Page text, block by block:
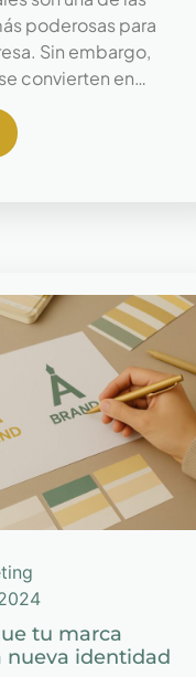
poderosas para
Sin embargo,
convierten en…
tu marca
nueva identidad